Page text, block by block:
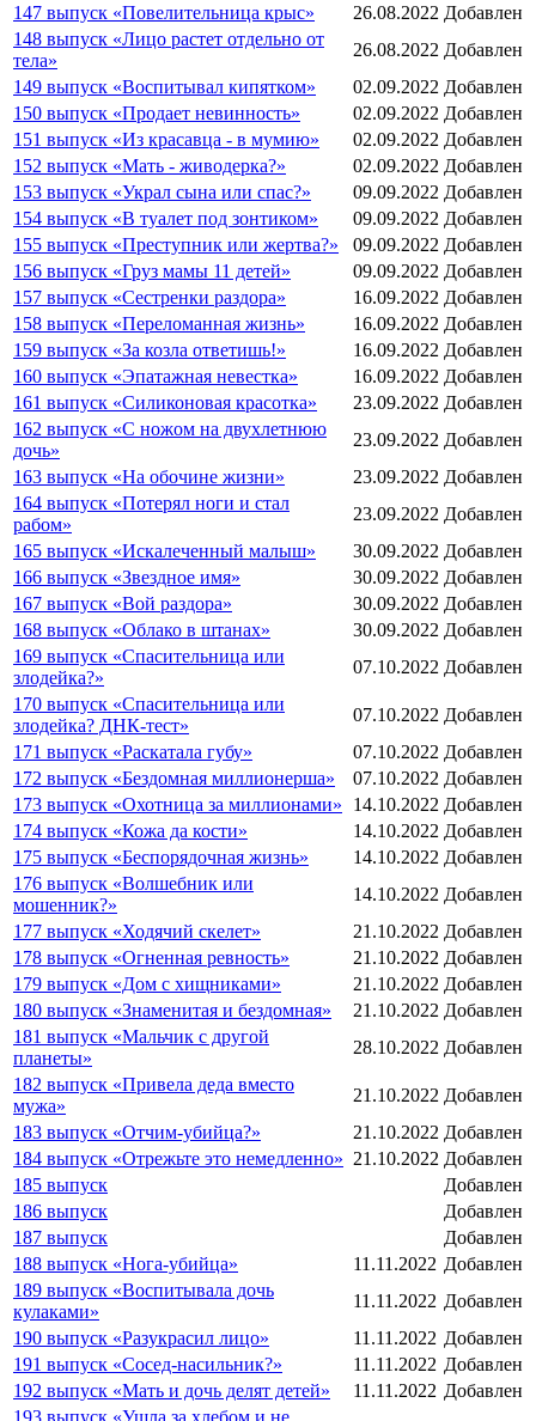
147 выпуск «Повелительница крыс»
26.08.2022 Добавлен
148 выпуск «Лицо растет отдельно от
тела»
26.08.2022 Добавлен
149 выпуск «Воспитывал кипятком»
02.09.2022 Добавлен
150 выпуск «Продает невинность»
02.09.2022 Добавлен
151 выпуск «Из красавца - в мумию»
02.09.2022 Добавлен
152 выпуск «Мать - живодерка?»
02.09.2022 Добавлен
153 выпуск «Украл сына или спас?»
09.09.2022 Добавлен
154 выпуск «В туалет под зонтиком»
09.09.2022 Добавлен
155 выпуск «Преступник или жертва?»
09.09.2022 Добавлен
156 выпуск «Груз мамы 11 детей»
09.09.2022 Добавлен
157 выпуск «Сестренки раздора»
16.09.2022 Добавлен
158 выпуск «Переломанная жизнь»
16.09.2022 Добавлен
159 выпуск «За козла ответишь!»
16.09.2022 Добавлен
160 выпуск «Эпатажная невестка»
16.09.2022 Добавлен
161 выпуск «Силиконовая красотка»
23.09.2022 Добавлен
162 выпуск «С ножом на двухлетнюю
дочь»
23.09.2022 Добавлен
163 выпуск «На обочине жизни»
23.09.2022 Добавлен
164 выпуск «Потерял ноги и стал
рабом»
23.09.2022 Добавлен
165 выпуск «Искалеченный малыш»
30.09.2022 Добавлен
166 выпуск «Звездное имя»
30.09.2022 Добавлен
167 выпуск «Вой раздора»
30.09.2022 Добавлен
168 выпуск «Облако в штанах»
30.09.2022 Добавлен
169 выпуск «Спасительница или
злодейка?»
07.10.2022 Добавлен
170 выпуск «Спасительница или
злодейка? ДНК-тест»
07.10.2022 Добавлен
171 выпуск «Раскатала губу»
07.10.2022 Добавлен
172 выпуск «Бездомная миллионерша»
07.10.2022 Добавлен
173 выпуск «Охотница за миллионами»
14.10.2022 Добавлен
174 выпуск «Кожа да кости»
14.10.2022 Добавлен
175 выпуск «Беспорядочная жизнь»
14.10.2022 Добавлен
176 выпуск «Волшебник или
мошенник?»
14.10.2022 Добавлен
177 выпуск «Ходячий скелет»
21.10.2022 Добавлен
178 выпуск «Огненная ревность»
21.10.2022 Добавлен
179 выпуск «Дом с хищниками»
21.10.2022 Добавлен
180 выпуск «Знаменитая и бездомная»
21.10.2022 Добавлен
181 выпуск «Мальчик с другой
планеты»
28.10.2022 Добавлен
182 выпуск «Привела деда вместо
мужа»
21.10.2022 Добавлен
183 выпуск «Отчим-убийца?»
21.10.2022 Добавлен
184 выпуск «Отрежьте это немедленно» 21.10.2022 Добавлен
185 выпуск
Добавлен
186 выпуск
Добавлен
187 выпуск
Добавлен
188 выпуск «Нога-убийца»
11.11.2022 Добавлен
189 выпуск «Воспитывала дочь
кулаками»
11.11.2022 Добавлен
190 выпуск «Разукрасил лицо»
11.11.2022 Добавлен
191 выпуск «Сосед-насильник?»
11.11.2022 Добавлен
192 выпуск «Мать и дочь делят детей»
11.11.2022 Добавлен
193 выпуск «Ушла за хлебом и не